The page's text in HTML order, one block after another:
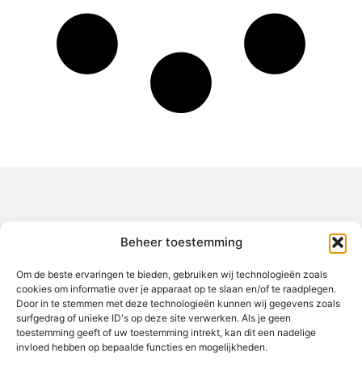
Beheer toestemming
Om de beste ervaringen te bieden, gebruiken wij technologieën zoals
cookies om informatie over je apparaat op te slaan en/of te raadplegen.
Door in te stemmen met deze technologieën kunnen wij gegevens zoals
surfgedrag of unieke ID's op deze site verwerken. Als je geen
toestemming geeft of uw toestemming intrekt, kan dit een nadelige
invloed hebben op bepaalde functies en mogelijkheden.
Jouw gids voor inspiratie en tips uit het dagelijks leven.
Ontdek een brede verzameling blogs en artikelen die je helpen
om het meeste uit elke dag te halen, met praktische adviezen
en verrassende inzichten.
Bericht categorie